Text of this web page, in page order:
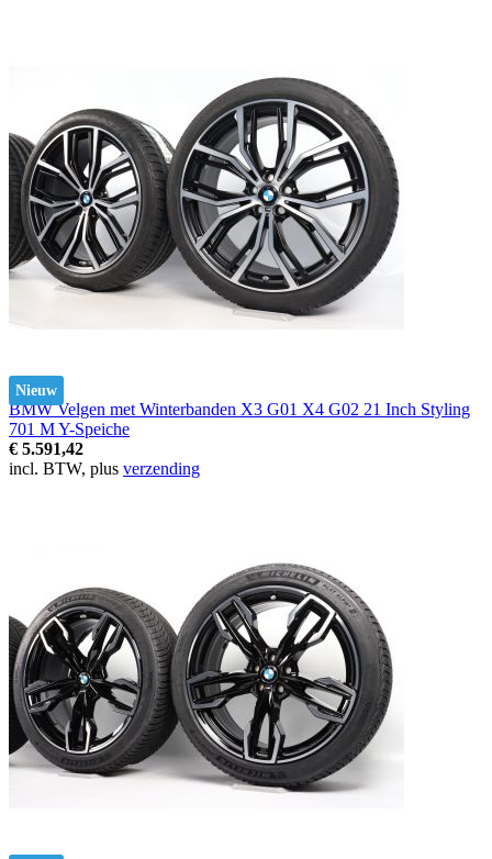
Nieuw
BMW Velgen met Winterbanden X3 G01 X4 G02 21 Inch Styling
701 M Y-Speiche
€ 5.591,42
incl. BTW, plus verzending